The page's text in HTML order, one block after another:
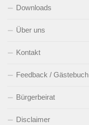
Downloads
Über uns
Kontakt
Feedback / Gästebuch
Bürgerbeirat
Disclaimer